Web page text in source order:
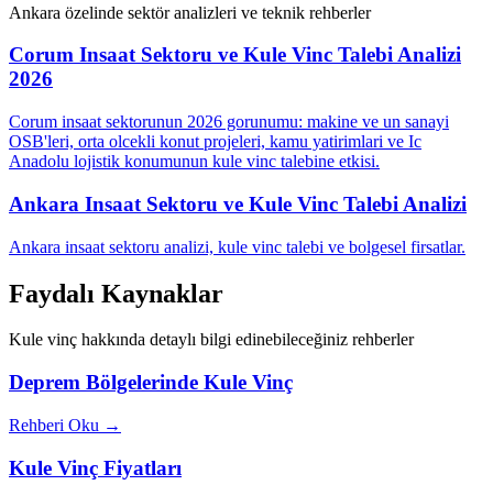
Ankara özelinde sektör analizleri ve teknik rehberler
Corum Insaat Sektoru ve Kule Vinc Talebi Analizi
2026
Corum insaat sektorunun 2026 gorunumu: makine ve un sanayi
OSB'leri, orta olcekli konut projeleri, kamu yatirimlari ve Ic
Anadolu lojistik konumunun kule vinc talebine etkisi.
Ankara Insaat Sektoru ve Kule Vinc Talebi Analizi
Ankara insaat sektoru analizi, kule vinc talebi ve bolgesel firsatlar.
Faydalı Kaynaklar
Kule vinç hakkında detaylı bilgi edinebileceğiniz rehberler
Deprem Bölgelerinde Kule Vinç
Rehberi Oku →
Kule Vinç Fiyatları